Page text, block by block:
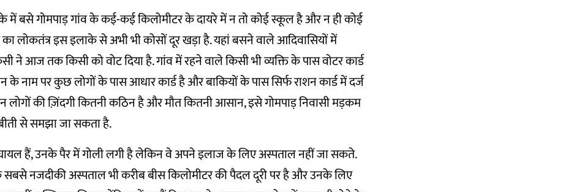
में बसे गोमपाड़ गांव के कई-कई किलोमीटर के दायरे में न तो कोई स्कूल है और न ही कोई
लोकतंत्र इस इलाके से अभी भी कोसों दूर खड़ा है. यहां बसने वाले आदिवासियों में
ने आज तक किसी को वोट दिया है. गांव में रहने वाले किसी भी व्यक्ति के पास वोटर कार्ड
के नाम पर कुछ लोगों के पास आधार कार्ड है और बाकियों के पास सिर्फ राशन कार्ड में दर्ज
लोगों की ज़िंदगी कितनी कठिन है और मौत कितनी आसान, इसे गोमपाड़ निवासी मड़कम
से समझा जा सकता है.
हैं, उनके पैर में गोली लगी है लेकिन वे अपने इलाज के लिए अस्पताल नहीं जा सकते.
सबसे नजदीकी अस्पताल भी करीब बीस किलोमीटर की पैदल दूरी पर है और उनके लिए